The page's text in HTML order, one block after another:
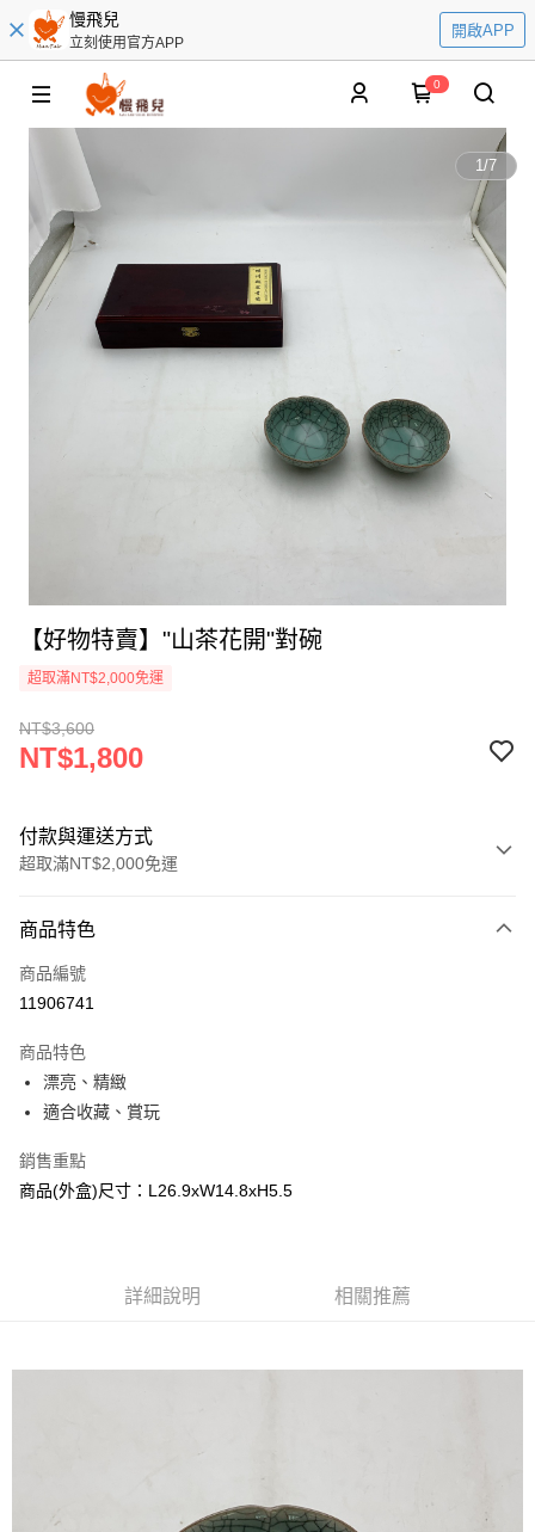
慢飛兒
立刻使用官方APP
開啟APP
0
1/7
【好物特賣】"山茶花開"對碗
超取滿NT$2,000免運
NT$3,600
NT$1,800
付款與運送方式
超取滿NT$2,000免運
信用卡一次付款
超商取貨付款
Apple Pay
街口支付
悠遊付
商品特色
商品編號
11906741
商品特色
漂亮、精緻
適合收藏、賞玩
銷售重點
商品(外盒)尺寸：L26.9xW14.8xH5.5
詳細說明 相關推薦